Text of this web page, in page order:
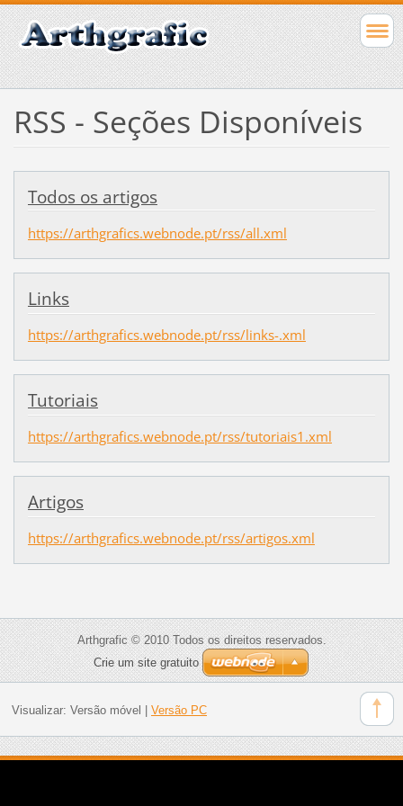
RSS - Seções Disponíveis
Todos os artigos
https://arthgrafics.webnode.pt/rss/all.xml
Links
https://arthgrafics.webnode.pt/rss/links-.xml
Tutoriais
https://arthgrafics.webnode.pt/rss/tutoriais1.xml
Artigos
https://arthgrafics.webnode.pt/rss/artigos.xml
Arthgrafic © 2010 Todos os direitos reservados.
Crie um site gratuito
Visualizar: Versão móvel Versão PC